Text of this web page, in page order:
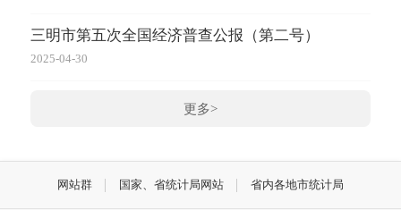
三明市第五次全国经济普查公报（第二号）
2025-04-30
更多>
网站群 国家、省统计局网站 省内各地市统计局